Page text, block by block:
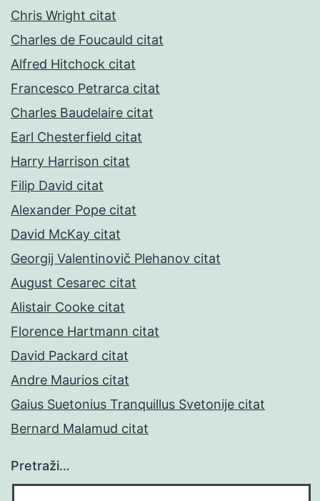
Chris Wright citat
Charles de Foucauld citat
Alfred Hitchock citat
Francesco Petrarca citat
Charles Baudelaire citat
Earl Chesterfield citat
Harry Harrison citat
Filip David citat
Alexander Pope citat
David McKay citat
Georgij Valentinovič Plehanov citat
August Cesarec citat
Alistair Cooke citat
Florence Hartmann citat
David Packard citat
Andre Maurios citat
Gaius Suetonius Tranquillus Svetonije citat
Bernard Malamud citat
Pretraži…